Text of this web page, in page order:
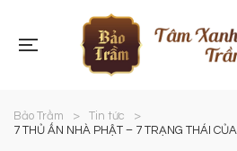
Bảo Trầm > Tin tức
>
7 THỦ ẤN NHÀ PHẬT – 7 TRẠNG THÁI CỦA